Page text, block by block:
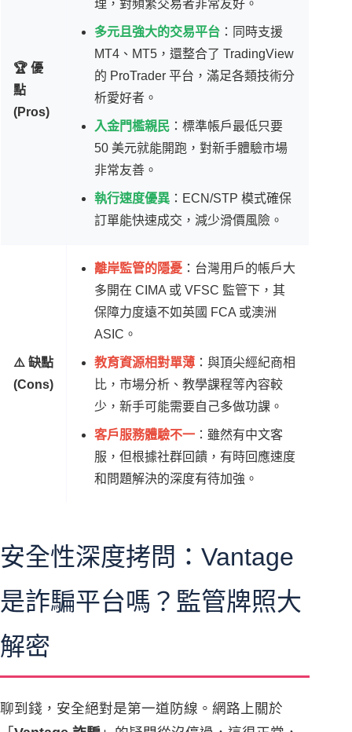
🏆 優
點
(Pros)
理，對頻繁交易者非常友好。
多元且強大的交易平台 ：同時支援
MT4、MT5，還整合了 TradingView
的 ProTrader 平台，滿足各類技術分
析愛好者。
入金門檻親民 ：標準帳戶最低只要
50 美元就能開跑，對新手體驗市場
非常友善。
執行速度優異 ：ECN/STP 模式確保
訂單能快速成交，減少滑價風險。
⚠️ 缺點
(Cons)
離岸監管的隱憂 ：台灣用戶的帳戶大
多開在 CIMA 或 VFSC 監管下，其
保障力度遠不如英國 FCA 或澳洲
ASIC。
教育資源相對單薄 ：與頂尖經紀商相
比，市場分析、教學課程等內容較
少，新手可能需要自己多做功課。
客戶服務體驗不一 ：雖然有中文客
服，但根據社群回饋，有時回應速度
和問題解決的深度有待加強。
安全性深度拷問：Vantage
是詐騙平台嗎？監管牌照大
解密
聊到錢，安全絕對是第一道防線。網路上關於